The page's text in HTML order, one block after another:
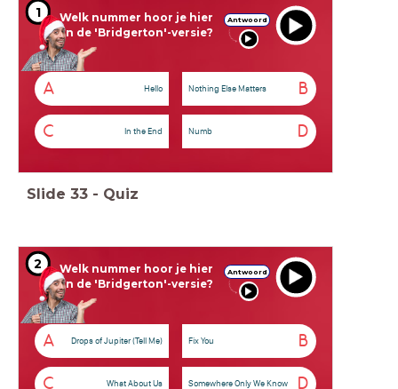
1 Antwoord
Welk nummer hoor je hier
in de 'Bridgerton'-versie?
A Hello B
Nothing Else Matters
C In the End D
Numb
Slide 33 - Quiz
2 Antwoord
Welk nummer hoor je hier
in de 'Bridgerton'-versie?
A Drops of Jupiter (Tell Me) B
Fix You
C What About Us D
Somewhere Only We Know